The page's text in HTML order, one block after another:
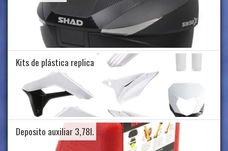
Kits de plástica replica
Deposito auxiliar 3,78l.